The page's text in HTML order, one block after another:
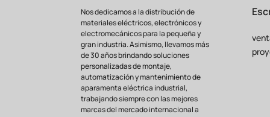
encuentra el block de
enclavamiento
Nos dedicamos a la distribución de
materiales eléctricos, electrónicos y
electromecánicos para la pequeña y
gran industria. Asimismo, llevamos más
de 30 años brindando soluciones
personalizadas de montaje,
automatización y mantenimiento de
aparamenta eléctrica industrial,
trabajando siempre con las mejores
marcas del mercado internacional a